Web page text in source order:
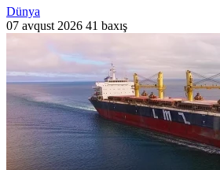
Dünya
07 avqust 2026 41 baxış